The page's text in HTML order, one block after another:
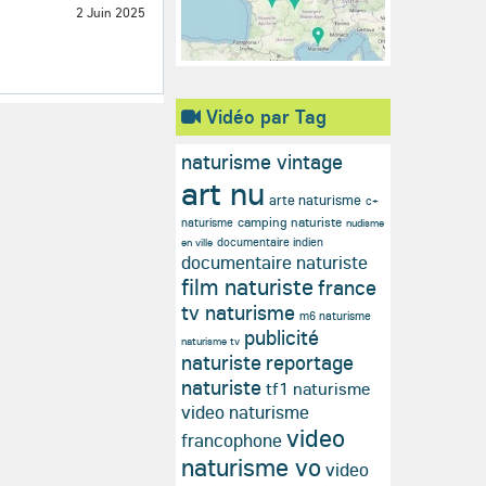
2 Juin 2025
Vidéo par Tag
naturisme vintage
art nu arte naturisme c+
naturisme camping naturiste nudisme
en ville documentaire indien
documentaire naturiste
film naturistefrance
tv naturisme m6 naturisme
naturisme tv publicité
naturiste reportage
naturiste tf1 naturisme
video naturisme
francophone video
naturisme vo video